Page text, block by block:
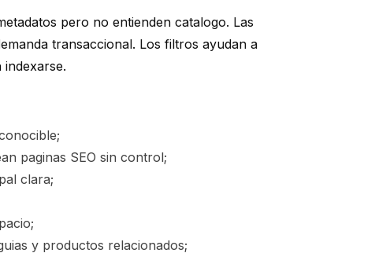
pero no entienden catalogo. Las
transaccional. Los filtros ayudan a
paginas SEO sin control;
clara;
y productos relacionados;